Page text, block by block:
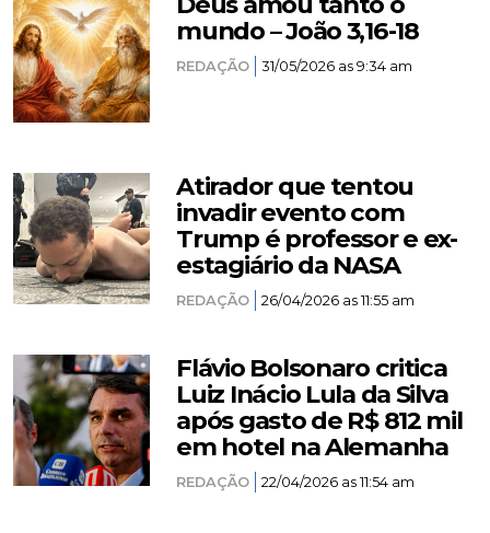
mundo – João 3,16-18
REDAÇÃO 31/05/2026 as 9:34 am
Atirador que tentou
invadir evento com
Trump é professor e ex-
estagiário da NASA
REDAÇÃO 26/04/2026 as 11:55 am
Flávio Bolsonaro critica
Luiz Inácio Lula da Silva
após gasto de R$ 812 mil
em hotel na Alemanha
REDAÇÃO 22/04/2026 as 11:54 am